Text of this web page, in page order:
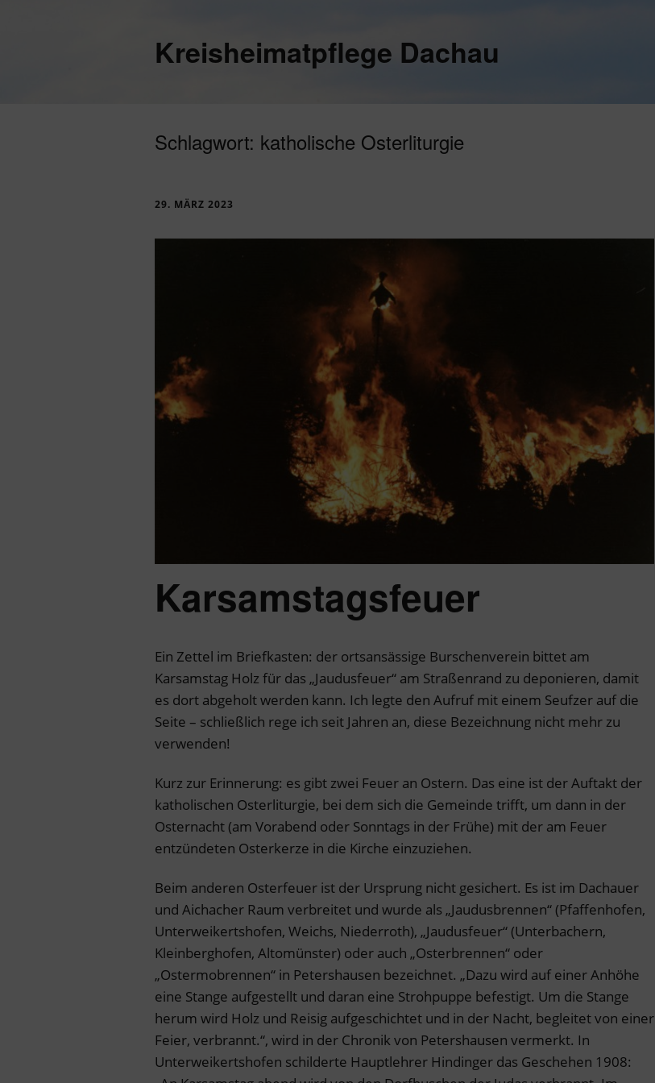
Kreisheimatpflege Dachau
Schlagwort: katholische Osterliturgie
29. MÄRZ 2023
Karsamstagsfeuer
Ein Zettel im Briefkasten: der ortsansässige Burschenverein bittet am
Karsamstag Holz für das „Jaudusfeuer“ am Straßenrand zu deponieren, damit
es dort abgeholt werden kann. Ich legte den Aufruf mit einem Seufzer auf die
Seite – schließlich rege ich seit Jahren an, diese Bezeichnung nicht mehr zu
verwenden!
Kurz zur Erinnerung: es gibt zwei Feuer an Ostern. Das eine ist der Auftakt der
katholischen Osterliturgie, bei dem sich die Gemeinde trifft, um dann in der
Osternacht (am Vorabend oder Sonntags in der Frühe) mit der am Feuer
entzündeten Osterkerze in die Kirche einzuziehen.
Beim anderen Osterfeuer ist der Ursprung nicht gesichert. Es ist im Dachauer
und Aichacher Raum verbreitet und wurde als „Jaudusbrennen“ (Pfaffenhofen,
Unterweikertshofen, Weichs, Niederroth), „Jaudusfeuer“ (Unterbachern,
Kleinberghofen, Altomünster) oder auch „Osterbrennen“ oder
„Ostermobrennen“ in Petershausen bezeichnet. „Dazu wird auf einer Anhöhe
eine Stange aufgestellt und daran eine Strohpuppe befestigt. Um die Stange
herum wird Holz und Reisig aufgeschichtet und in der Nacht, begleitet von einer
Feier, verbrannt.“, wird in der Chronik von Petershausen vermerkt. In
Unterweikertshofen schilderte Hauptlehrer Hindinger das Geschehen 1908: